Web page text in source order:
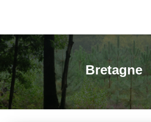
Bretagne